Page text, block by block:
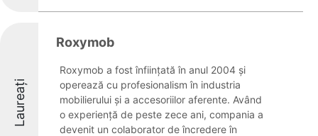
Laureați
Roxymob
Roxymob a fost înființată în anul 2004 și
operează cu profesionalism în industria
mobilierului și a accesoriilor aferente. Având
o experiență de peste zece ani, compania a
devenit un colaborator de încredere în